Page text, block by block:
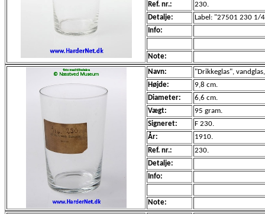
Ref. nr.:
230.
Detalje:
Label: "27501 230 1/
Info:
Note:
Navn:
"Drikkeglas",
Højde:
9,8 cm.
Diameter:
6,6 cm.
Vægt:
95 gram.
Signeret:
F 230.
År:
1910.
Ref. nr.:
230.
Detalje:
Info:
Note: